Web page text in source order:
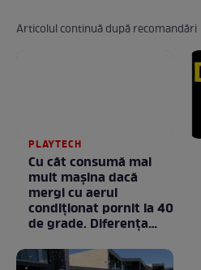
Articolul continuă după recomandări
PLAYTECH
Cu cât consumă mai
mult mașina dacă
mergi cu aerul
condiționat pornit la 40
de grade. Diferența
decât crezi